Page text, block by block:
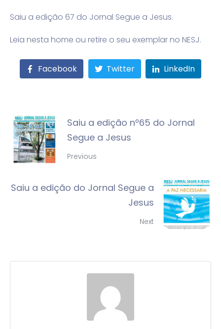
Saiu a edição 67 do Jornal Segue a Jesus.
Leia nesta home ou retire o seu exemplar no NESJ.
Facebook Twitter LinkedIn
Saiu a edição nº65 do Jornal
Segue a Jesus
Previous
Saiu a edição do Jornal Segue a
Jesus
Next